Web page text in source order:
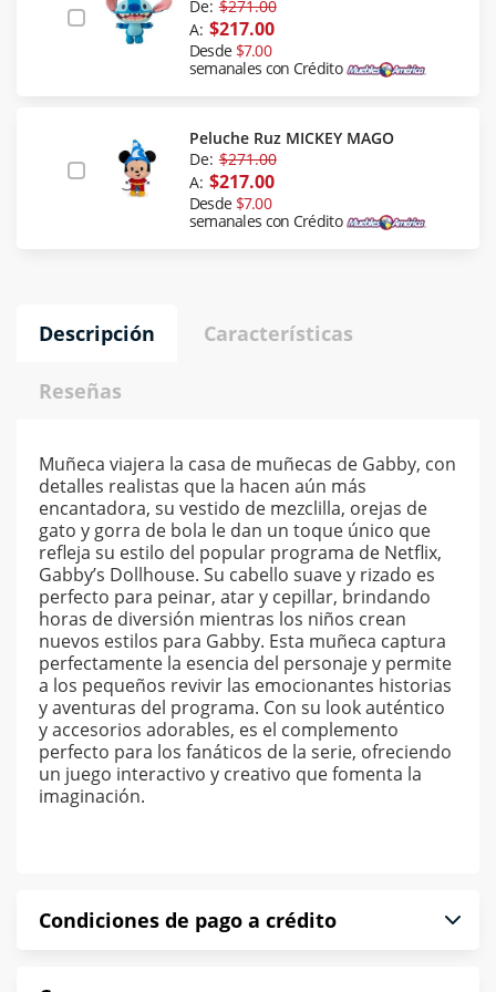
De: $271.00
A: $217.00
Desde $7.00
semanales con Crédito
Peluche Ruz MICKEY MAGO
De: $271.00
A: $217.00
Desde $7.00
semanales con Crédito
Descripción Características
Reseñas
Muñeca viajera la casa de muñecas de Gabby, con
detalles realistas que la hacen aún más
encantadora, su vestido de mezclilla, orejas de
gato y gorra de bola le dan un toque único que
refleja su estilo del popular programa de Netflix,
Gabby’s Dollhouse. Su cabello suave y rizado es
perfecto para peinar, atar y cepillar, brindando
horas de diversión mientras los niños crean
nuevos estilos para Gabby. Esta muñeca captura
perfectamente la esencia del personaje y permite
a los pequeños revivir las emocionantes historias
y aventuras del programa. Con su look auténtico
y accesorios adorables, es el complemento
perfecto para los fanáticos de la serie, ofreciendo
un juego interactivo y creativo que fomenta la
imaginación.
Condiciones de pago a crédito